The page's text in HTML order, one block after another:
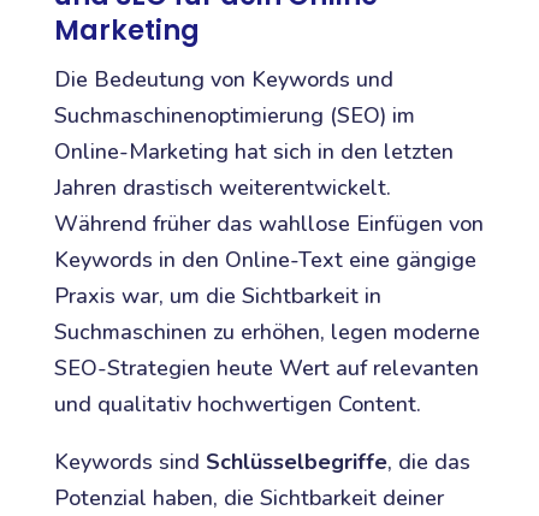
Marketing
Die Bedeutung von Keywords und
Suchmaschinenoptimierung (SEO) im
Online-Marketing hat sich in den letzten
Jahren drastisch weiterentwickelt.
Während früher das wahllose Einfügen von
Keywords in den Online-Text eine gängige
Praxis war, um die Sichtbarkeit in
Suchmaschinen zu erhöhen, legen moderne
SEO-Strategien heute Wert auf relevanten
und qualitativ hochwertigen Content.
Keywords sind Schlüsselbegriffe, die das
Potenzial haben, die Sichtbarkeit deiner